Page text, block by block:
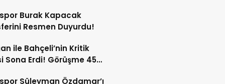
Burak Kapacak
Resmen Duyurdu!
ile Bahçeli’nin Kritik
Sona Erdi! Görüşme 45
Süleyman Özdamar’ı